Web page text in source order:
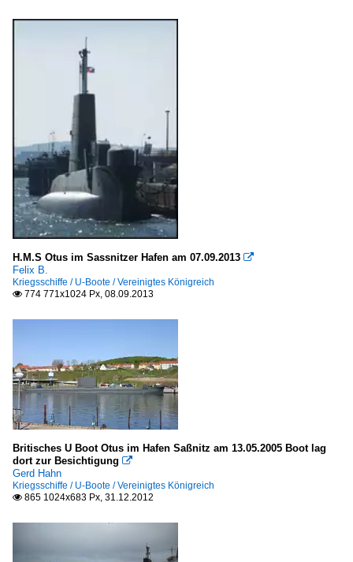
H.M.S Otus im Sassnitzer Hafen am 07.09.2013 
Felix B.
Kriegsschiffe / U-Boote / Vereinigtes Königreich
 774 771x1024 Px, 08.09.2013
Britisches U Boot Otus im Hafen Saßnitz am 13.05.2005 Boot lag
dort zur Besichtigung 
Gerd Hahn
Kriegsschiffe / U-Boote / Vereinigtes Königreich
 865 1024x683 Px, 31.12.2012